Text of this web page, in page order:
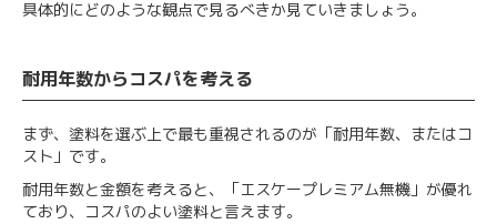
具体的にどのような観点で見るべきか見ていきましょう。
耐用年数からコスパを考える
まず、塗料を選ぶ上で最も重視されるのが「耐用年数、またはコ
スト」です。
耐用年数と金額を考えると、「エスケープレミアム無機」が優れ
ており、コスパのよい塗料と言えます。